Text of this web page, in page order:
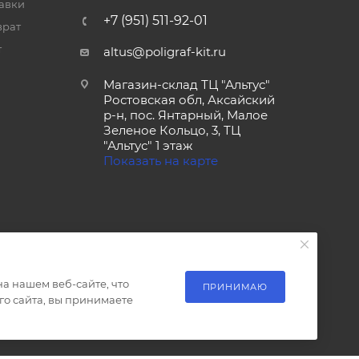
+7 (951) 511-92-01
altus@poligraf-kit.ru
Магазин-склад ТЦ "Альтус"
Ростовская обл, Аксайский
р-н, пос. Янтарный, Малое
Зеленое Кольцо, 3, ТЦ
"Альтус" 1 этаж
Показать на карте
нашем веб-сайте, что
сайта, вы принимаете
ПРИНИМАЮ